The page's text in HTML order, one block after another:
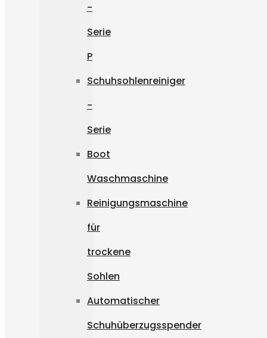
-
Serie
P
Schuhsohlenreiniger
-
Serie
Boot
Waschmaschine
Reinigungsmaschine
für
trockene
Sohlen
Automatischer
Schuhüberzugsspender